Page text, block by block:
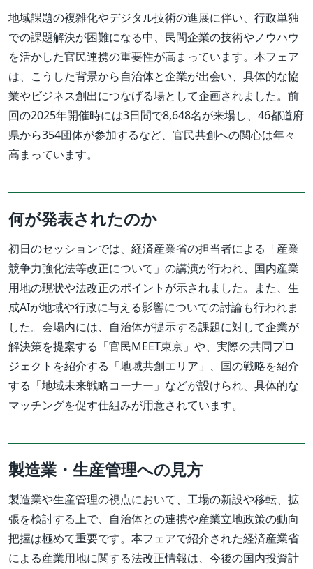
地域課題の複雑化やデジタル技術の進展に伴い、行政単独
での課題解決が困難になる中、民間企業の技術やノウハウ
を活かした官民連携の重要性が高まっています。本フェア
は、こうした背景から自治体と企業が出会い、具体的な協
業やビジネス創出につなげる場として企画されました。前
回の2025年開催時には3日間で8,648名が来場し、46都道府
県から354団体が参加するなど、官民共創への関心は年々
高まっています。
何が発表されたのか
初日のセッションでは、経済産業省の担当者による「産業
競争力強化法等改正について」の講演が行われ、国内産業
用地の現状や法改正のポイントが示されました。また、生
成AIが地域や行政に与える影響についての討論も行われま
した。会場内には、自治体が提示する課題に対して企業が
解決策を提案する「官民MEET東京」や、実際の共同プロ
ジェクトを紹介する「地域共創エリア」、国の戦略を紹介
する「地域未来戦略コーナー」などが設けられ、具体的な
マッチングを促す仕組みが用意されています。
製造業・生産管理への見方
製造業や生産管理の視点において、工場の新設や移転、拡
張を検討する上で、自治体との連携や産業立地政策の動向
把握は極めて重要です。本フェアで紹介された経済産業省
による産業用地に関する法改正情報は、今後の国内投資計